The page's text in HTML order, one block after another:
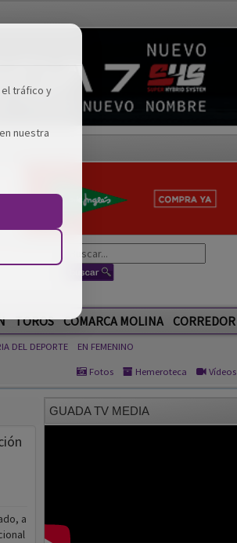
TOROS COMARCA MOLINA CORREDOR
DEL DEPORTE EN FEMENINO
Fotos Hemeroteca Vídeos
a
GUADA TV MEDIA
tráfico y
nuestra